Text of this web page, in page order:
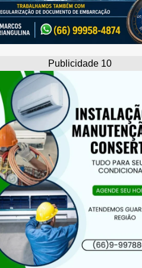
Publicidade 10